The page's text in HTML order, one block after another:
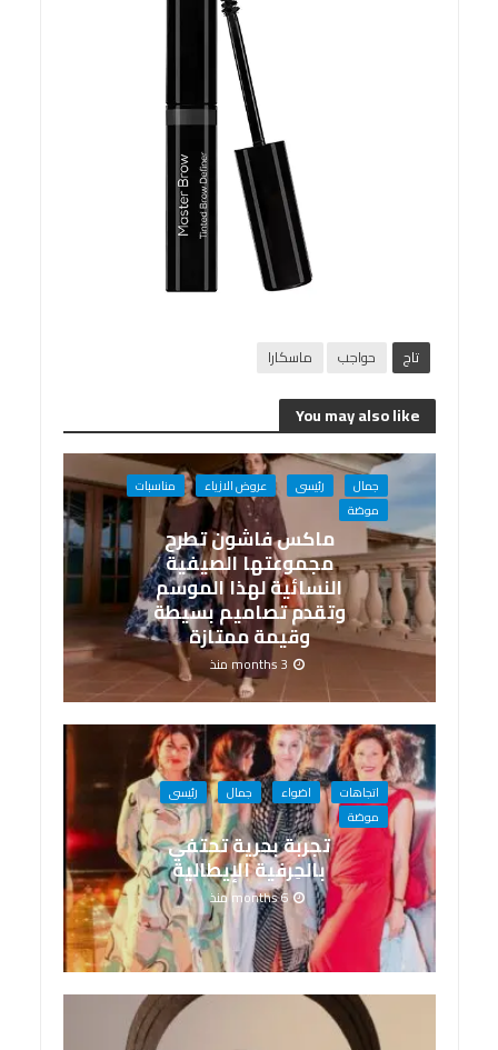
تاج حواجب ماسكارا
You may also like
جمال رئيسى عروض الازياء
مناسبات
موضة
ماكس فاشون تطرح
مجموعتها الصيفية
النسائية لهذا الموسم
وتقدم تصاميم بسيطة
وقيمة ممتازة
3 months منذ
اتجاهات اضواء جمال
رئيسى
موضة
تجربة بحرية تحتفي
بالحِرفية الإيطالية
6 months منذ